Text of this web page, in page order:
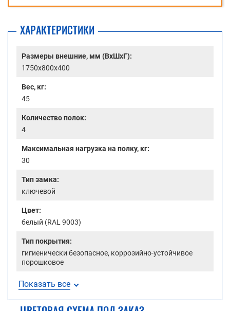
ХАРАКТЕРИСТИКИ
Размеры внешние, мм (ВхШхГ):
1750x800x400
Вес, кг:
45
Количество полок:
4
Максимальная нагрузка на полку, кг:
30
Тип замка:
ключевой
Цвет:
белый (RAL 9003)
Тип покрытия:
гигиенически безопасное, коррозийно-устойчивое
порошковое
Показать все